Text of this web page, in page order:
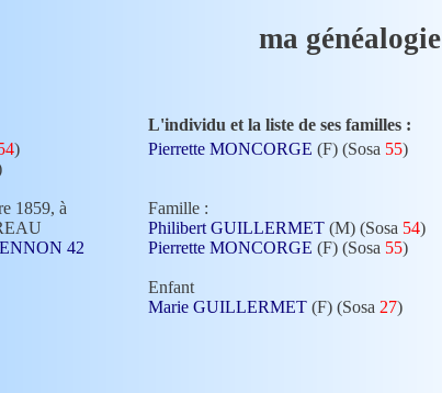
ma généalogie
L'individu et la liste de ses familles :
)
1859, à
42
Pierrette MONCORGE (F) (Sosa 55)
Famille :
Philibert GUILLERMET (M) (Sosa 54)
Pierrette MONCORGE (F) (Sosa 55)
Enfant
Marie GUILLERMET (F) (Sosa 27)